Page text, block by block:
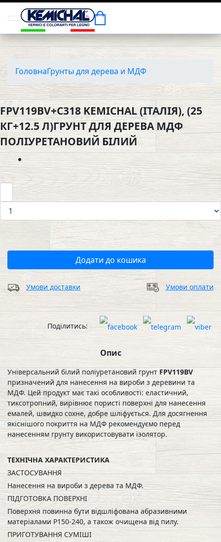
ГоловнаГрунты для дерева и МДФ
FPV119BV+C318 KEMICHAL (ІТАЛІЯ), (25
КГ+12.5 Л)ГРУНТ ДЛЯ ДЕРЕВА МДФ
ПОЛІУРЕТАНОВИЙ БІЛИЙ
Додати до кошика
Умови доставки Умови оплати
Поділитись:
Опис
Універсальний білий поліуретановий грунт FPV119BV
призначений для нанесення на вироби з деревини та
МДФ. Цей продукт має такі особливості: еластичний,
тиксотропний, вирівнює пористі поверхні для нанесення
емалей, швидко сохне, добре шліфується. Для досягнення
якіснішого покриття на МДФ рекомендуємо перед
нанесенням грунту використовувати ізолятор.
ТЕХНІЧНА ХАРАКТЕРИСТИКА
ЗАСТОСУВАННЯ
Нанесення на вироби з дерева та МДФ.
ПІДГОТОВКА ПОВЕРХНІ
Поверхня повинна бути відшліфована абразивними
матеріалами Р150-240, а також очищена від пилу.
ПРИГОТУВАННЯ СУМІШІ